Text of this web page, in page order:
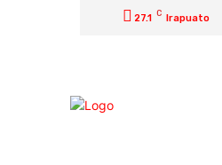
27.1 C Irapuato